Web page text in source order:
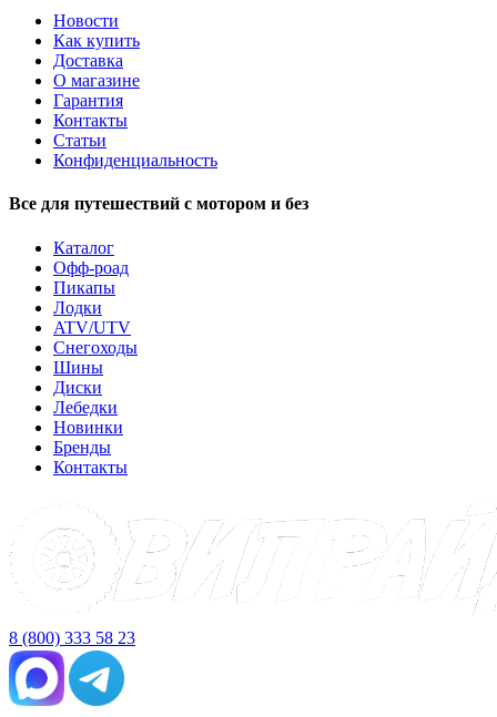
Новости
Как купить
Доставка
О магазине
Гарантия
Контакты
Статьи
Конфиденциальность
Все для путешествий с мотором и без
Каталог
Офф-роад
Пикапы
Лодки
ATV/UTV
Снегоходы
Шины
Диски
Лебедки
Новинки
Бренды
Контакты
8 (800) 333 58 23